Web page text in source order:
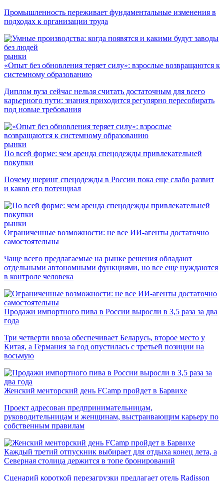
Промышленность переживает фундаментальные изменения в
подходах к организации труда
рынки
«Опыт без обновления теряет силу»: взрослые возвращаются к
системному образованию
Диплом вуза сейчас нельзя считать достаточным для всего
карьерного пути: знания приходится регулярно пересобирать
под новые требования
рынки
По всей форме: чем аренда спецодежды привлекательней
покупки
Почему шеринг спецодежды в России пока еще слабо развит
и каков его потенциал
рынки
Ограниченные возможности: не все ИИ-агенты достаточно
самостоятельны
Чаще всего предлагаемые на рынке решения обладают
отдельными автономными функциями, но все еще нуждаются
в контроле человека
Продажи импортного пива в России выросли в 3,5 раза за два
года
Три четверти ввоза обеспечивает Беларусь, второе место у
Китая, а Германия за год опустилась с третьей позиции на
восьмую
Женский менторский день FCamp пройдет в Барвихе
Проект адресован предпринимательницам,
руководительницам и женщинам, выстраивающим карьеру по
собственным правилам
Каждый третий отпускник выбирает для отдыха конец лета, а
Северная столица держится в топе бронирований
Сценарий короткой перезагрузки предлагает отель Radisson